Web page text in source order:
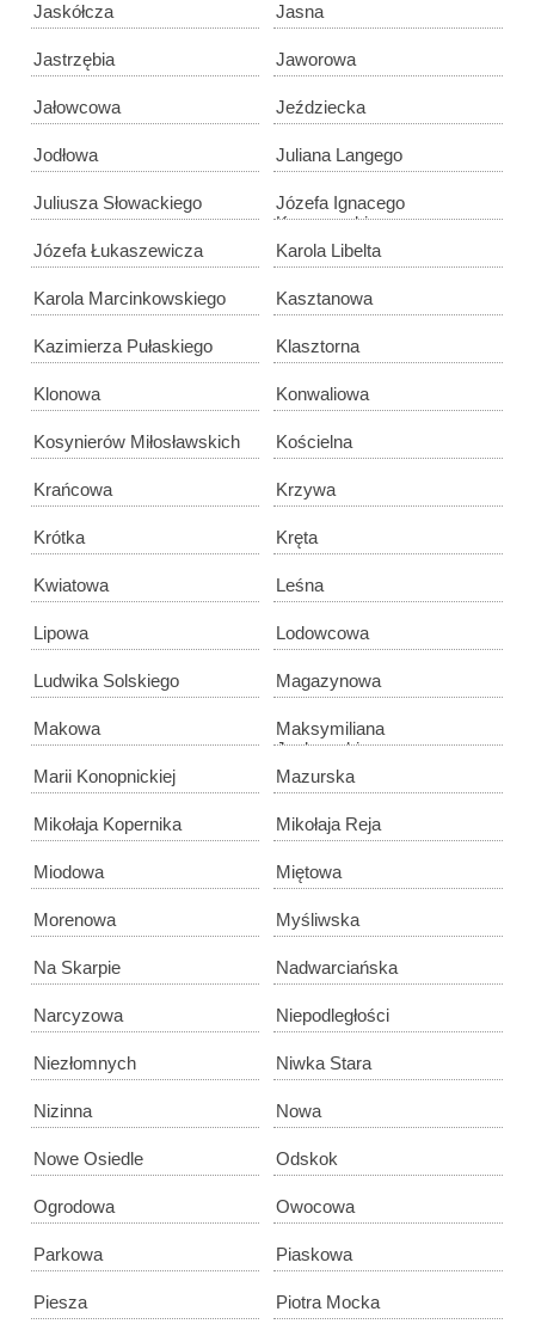
Jaskółcza Jasna
Jastrzębia Jaworowa
Jałowcowa Jeździecka
Jodłowa Juliana Langego
Juliusza Słowackiego
Józefa Ignacego
Kraszewskiego
Józefa Łukaszewicza
Karola Libelta
Karola Marcinkowskiego Kasztanowa
Kazimierza Pułaskiego Klasztorna
Klonowa Konwaliowa
Kosynierów Miłosławskich Kościelna
Krańcowa Krzywa
Krótka Kręta
Kwiatowa Leśna
Lipowa Lodowcowa
Ludwika Solskiego Magazynowa
Makowa
Maksymiliana
Jackowskiego
Marii Konopnickiej
Mazurska
Mikołaja Kopernika Mikołaja Reja
Miodowa Miętowa
Morenowa Myśliwska
Na Skarpie Nadwarciańska
Narcyzowa Niepodległości
Niezłomnych Niwka Stara
Nizinna Nowa
Nowe Osiedle Odskok
Ogrodowa Owocowa
Parkowa Piaskowa
Piesza Piotra Mocka